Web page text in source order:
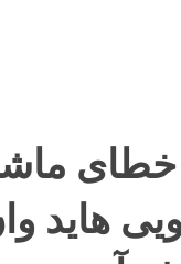
خطای
هاید